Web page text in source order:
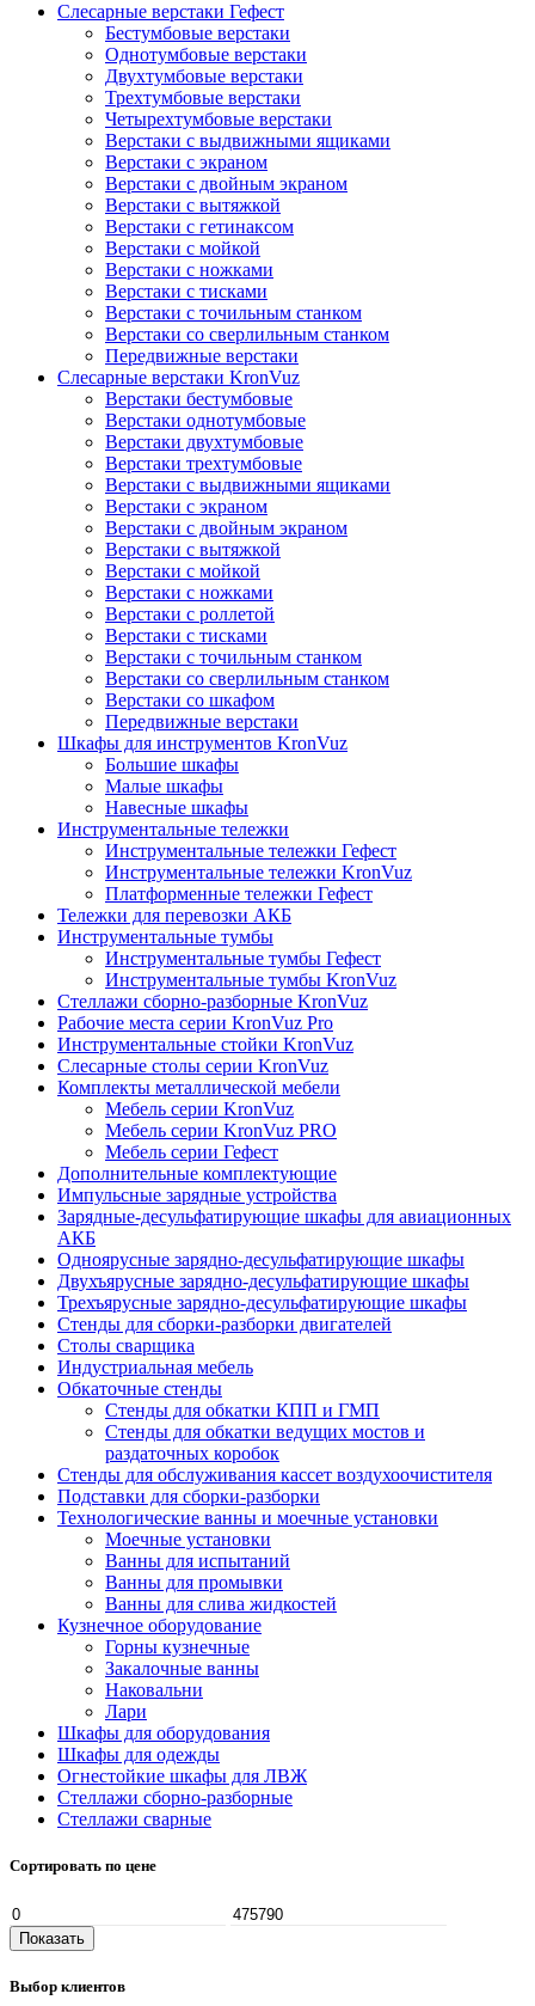
Слесарные верстаки Гефест
Бестумбовые верстаки
Однотумбовые верстаки
Двухтумбовые верстаки
Трехтумбовые верстаки
Четырехтумбовые верстаки
Верстаки с выдвижными ящиками
Верстаки с экраном
Верстаки с двойным экраном
Верстаки с вытяжкой
Верстаки с гетинаксом
Верстаки с мойкой
Верстаки с ножками
Верстаки с тисками
Верстаки с точильным станком
Верстаки со сверлильным станком
Передвижные верстаки
Слесарные верстаки KronVuz
Верстаки бестумбовые
Верстаки однотумбовые
Верстаки двухтумбовые
Верстаки трехтумбовые
Верстаки с выдвижными ящиками
Верстаки с экраном
Верстаки с двойным экраном
Верстаки с вытяжкой
Верстаки с мойкой
Верстаки с ножками
Верстаки с роллетой
Верстаки с тисками
Верстаки с точильным станком
Верстаки со сверлильным станком
Верстаки со шкафом
Передвижные верстаки
Шкафы для инструментов KronVuz
Большие шкафы
Малые шкафы
Навесные шкафы
Инструментальные тележки
Инструментальные тележки Гефест
Инструментальные тележки KronVuz
Платформенные тележки Гефест
Тележки для перевозки АКБ
Инструментальные тумбы
Инструментальные тумбы Гефест
Инструментальные тумбы KronVuz
Стеллажи сборно-разборные KronVuz
Рабочие места серии KronVuz Pro
Инструментальные стойки KronVuz
Слесарные столы серии KronVuz
Комплекты металлической мебели
Мебель серии KronVuz
Мебель серии KronVuz PRO
Мебель серии Гефест
Дополнительные комплектующие
Импульсные зарядные устройства
Зарядные-десульфатирующие шкафы для авиационных
АКБ
Одноярусные зарядно-десульфатирующие шкафы
Двухъярусные зарядно-десульфатирующие шкафы
Трехъярусные зарядно-десульфатирующие шкафы
Стенды для сборки-разборки двигателей
Столы сварщика
Индустриальная мебель
Обкаточные стенды
Стенды для обкатки КПП и ГМП
Стенды для обкатки ведущих мостов и
раздаточных коробок
Стенды для обслуживания кассет воздухоочистителя
Подставки для сборки-разборки
Технологические ванны и моечные установки
Моечные установки
Ванны для испытаний
Ванны для промывки
Ванны для слива жидкостей
Кузнечное оборудование
Горны кузнечные
Закалочные ванны
Наковальни
Лари
Шкафы для оборудования
Шкафы для одежды
Огнестойкие шкафы для ЛВЖ
Стеллажи сборно-разборные
Стеллажи сварные
Сортировать по цене
Показать
Выбор клиентов